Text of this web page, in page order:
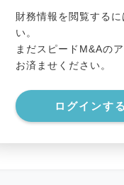
財務情報を閲覧する
い。
まだスピードM&Aの
お済ませください。
ログインする
********************
********************
********************